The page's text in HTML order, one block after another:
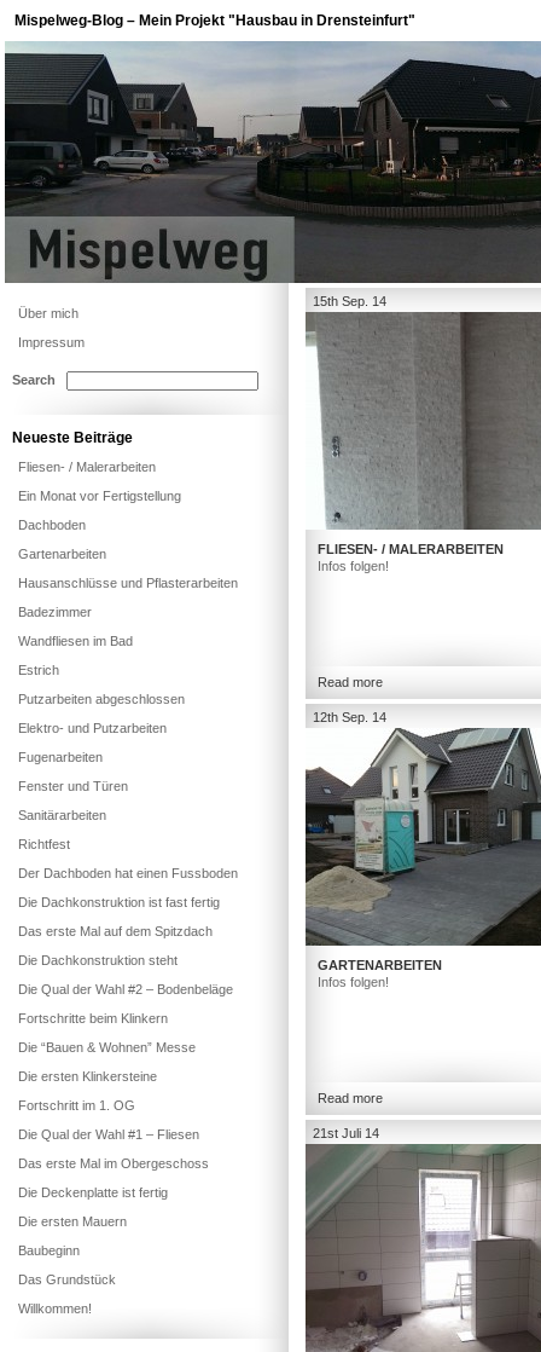
Mispelweg-Blog – Mein Projekt "Hausbau in Drensteinfurt"
15th Sep. 14
FLIESEN- / MALERARBEITEN
Infos folgen!
Read more
12th Sep. 14
GARTENARBEITEN
Infos folgen!
Read more
21st Juli 14
Über mich
Impressum
Search
Neueste Beiträge
Fliesen- / Malerarbeiten
Ein Monat vor Fertigstellung
Dachboden
Gartenarbeiten
Hausanschlüsse und Pflasterarbeiten
Badezimmer
Wandfliesen im Bad
Estrich
Putzarbeiten abgeschlossen
Elektro- und Putzarbeiten
Fugenarbeiten
Fenster und Türen
Sanitärarbeiten
Richtfest
Der Dachboden hat einen Fussboden
Die Dachkonstruktion ist fast fertig
Das erste Mal auf dem Spitzdach
Die Dachkonstruktion steht
Die Qual der Wahl #2 – Bodenbeläge
Fortschritte beim Klinkern
Die “Bauen & Wohnen” Messe
Die ersten Klinkersteine
Fortschritt im 1. OG
Die Qual der Wahl #1 – Fliesen
Das erste Mal im Obergeschoss
Die Deckenplatte ist fertig
Die ersten Mauern
Baubeginn
Das Grundstück
Willkommen!